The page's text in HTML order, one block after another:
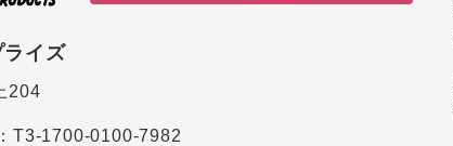
ライズ
204
T3-1700-0100-7982